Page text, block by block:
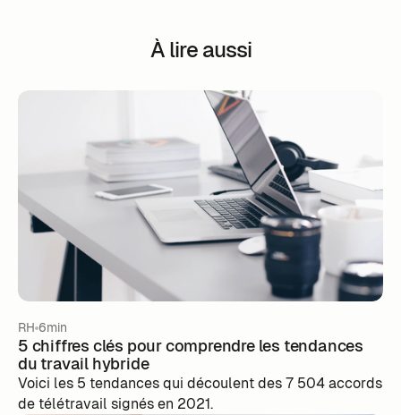
À lire aussi
RH 6min
5 chiffres clés pour comprendre les tendances
du travail hybride
Voici les 5 tendances qui découlent des 7 504 accords
de télétravail signés en 2021.